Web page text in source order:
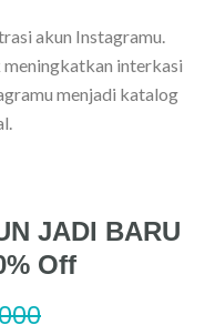
akun Instagramu.
meningkatkan interkasi
menjadi katalog
JADI BARU
Off